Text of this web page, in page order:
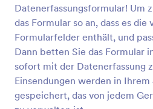
Datenerfassungsformular! Um
das Formular so an, dass es
Formularfelder enthält, und
Dann betten Sie das Formular
sofort mit der Datenerfassung
Einsendungen werden in
gespeichert, das von jedem